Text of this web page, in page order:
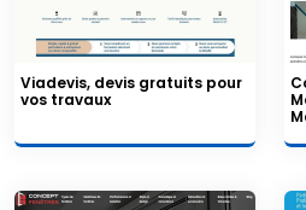
Viadevis, devis gratuits pour
vos travaux